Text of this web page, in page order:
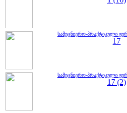
სამეცნიერო-პრაქტიკული
17
სამეცნიერო-პრაქტიკული
17 (2)